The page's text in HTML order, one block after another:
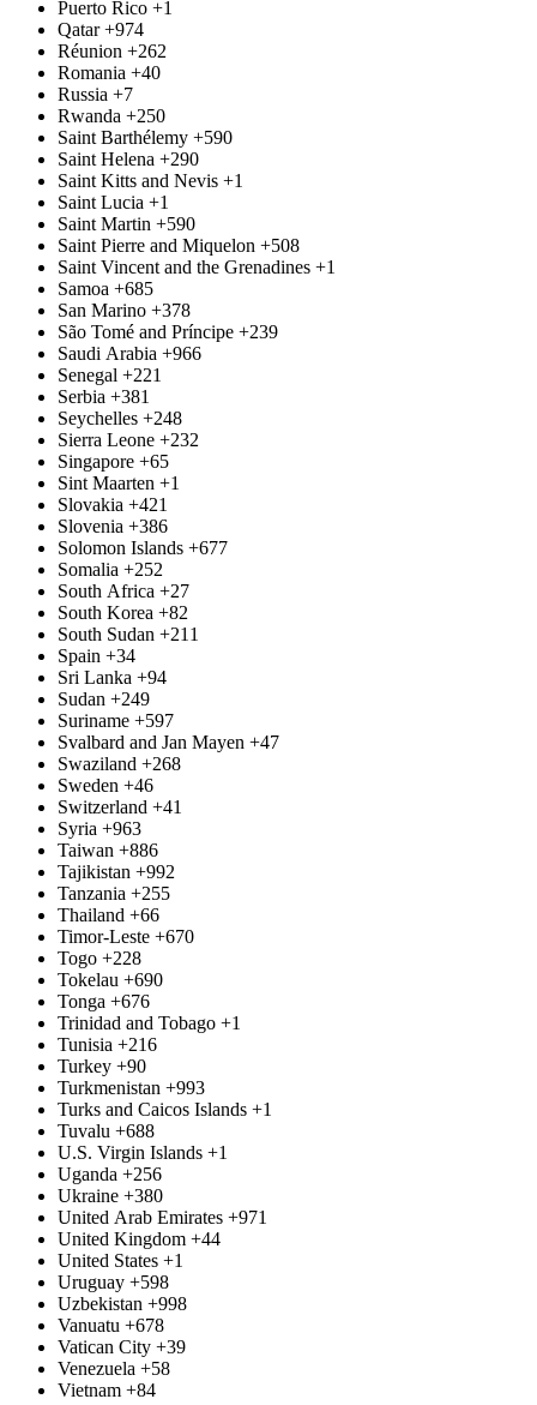
Puerto Rico +1
Qatar +974
Réunion +262
Romania +40
Russia +7
Rwanda +250
Saint Barthélemy +590
Saint Helena +290
Saint Kitts and Nevis +1
Saint Lucia +1
Saint Martin +590
Saint Pierre and Miquelon +508
Saint Vincent and the Grenadines +1
Samoa +685
San Marino +378
São Tomé and Príncipe +239
Saudi Arabia +966
Senegal +221
Serbia +381
Seychelles +248
Sierra Leone +232
Singapore +65
Sint Maarten +1
Slovakia +421
Slovenia +386
Solomon Islands +677
Somalia +252
South Africa +27
South Korea +82
South Sudan +211
Spain +34
Sri Lanka +94
Sudan +249
Suriname +597
Svalbard and Jan Mayen +47
Swaziland +268
Sweden +46
Switzerland +41
Syria +963
Taiwan +886
Tajikistan +992
Tanzania +255
Thailand +66
Timor-Leste +670
Togo +228
Tokelau +690
Tonga +676
Trinidad and Tobago +1
Tunisia +216
Turkey +90
Turkmenistan +993
Turks and Caicos Islands +1
Tuvalu +688
U.S. Virgin Islands +1
Uganda +256
Ukraine +380
United Arab Emirates +971
United Kingdom +44
United States +1
Uruguay +598
Uzbekistan +998
Vanuatu +678
Vatican City +39
Venezuela +58
Vietnam +84